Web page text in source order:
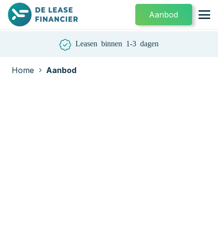
Aanbod
Leasen binnen 1-3 dagen
Home Aanbod